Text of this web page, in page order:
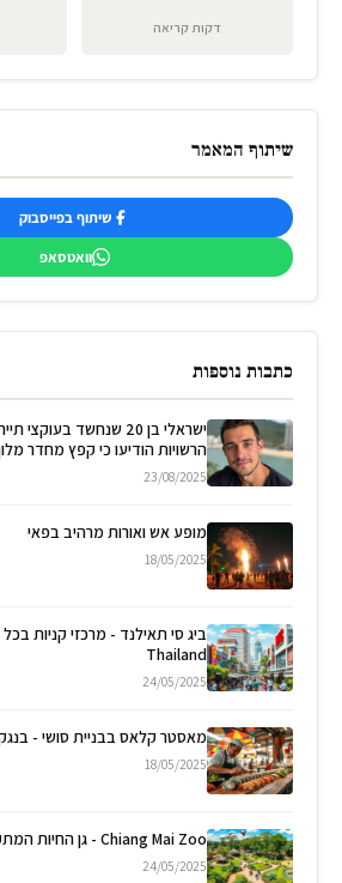
דקות קריאה
שיתוף המאמר
שיתוף בפייסבוק
וואטסאפ
כתבות נוספות
ישראלי בן 20 שנחשד
הרשויות הודיעו כי קפץ מחדר
23/08/2025
מופע אש ואורות מרהיב בפאי
18/05/2025
Thailand
24/05/2025
מאסטר קלאס בבניית סושי -
18/05/2025
Chiang Mai Zoo - גן החיות המתקדם בצפון תאילנד
24/05/2025